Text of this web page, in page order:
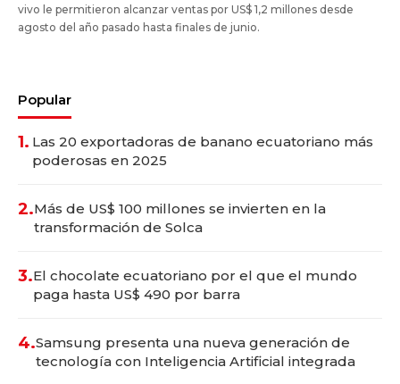
vivo le permitieron alcanzar ventas por US$ 1,2 millones desde
agosto del año pasado hasta finales de junio.
Popular
1. Las 20 exportadoras de banano ecuatoriano más
poderosas en 2025
2.Más de US$ 100 millones se invierten en la
transformación de Solca
3.El chocolate ecuatoriano por el que el mundo
paga hasta US$ 490 por barra
4.Samsung presenta una nueva generación de
tecnología con Inteligencia Artificial integrada